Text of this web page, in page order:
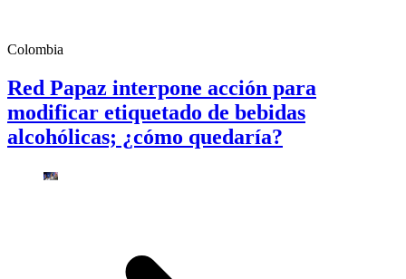
Colombia
Red Papaz interpone acción para
modificar etiquetado de bebidas
alcohólicas; ¿cómo quedaría?